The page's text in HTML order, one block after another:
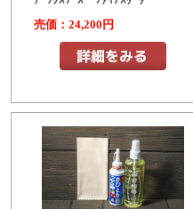
売価：24,200円